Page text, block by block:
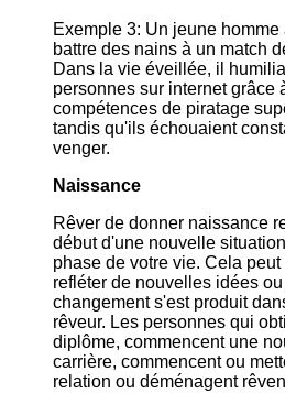
Exemple 3: Un jeune homme
battre des nains à un match
Dans la vie éveillée, il
personnes sur internet grâce
compétences de piratage
tandis qu'ils échouaient
venger.
Naissance
Rêver de donner naissance
début d'une nouvelle
phase de votre vie. Cela
refléter de nouvelles idées
changement s'est produit
rêveur. Les personnes qui
diplôme, commencent une
carrière, commencent ou
relation ou déménagent